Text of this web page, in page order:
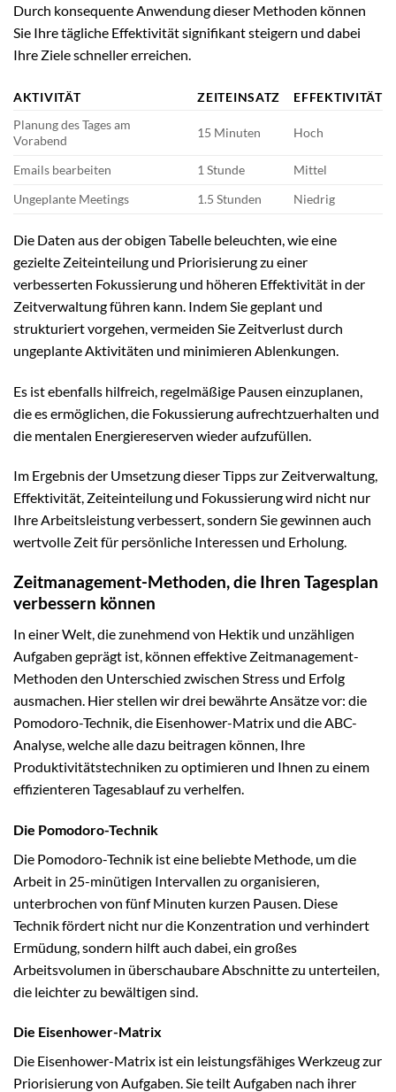
Durch konsequente Anwendung dieser Methoden können
Sie Ihre tägliche Effektivität signifikant steigern und dabei
Ihre Ziele schneller erreichen.
AKTIVITÄT ZEITEINSATZ
EFFEKTIVITÄT
Planung des Tages am
Vorabend
15 Minuten Hoch
Emails bearbeiten 1 Stunde
Mittel
Ungeplante Meetings
1.5 Stunden Niedrig
Die Daten aus der obigen Tabelle beleuchten, wie eine
gezielte Zeiteinteilung und Priorisierung zu einer
verbesserten Fokussierung und höheren Effektivität in der
Zeitverwaltung führen kann. Indem Sie geplant und
strukturiert vorgehen, vermeiden Sie Zeitverlust durch
ungeplante Aktivitäten und minimieren Ablenkungen.
Es ist ebenfalls hilfreich, regelmäßige Pausen einzuplanen,
die es ermöglichen, die Fokussierung aufrechtzuerhalten und
die mentalen Energiereserven wieder aufzufüllen.
Im Ergebnis der Umsetzung dieser Tipps zur Zeitverwaltung,
Effektivität, Zeiteinteilung und Fokussierung wird nicht nur
Ihre Arbeitsleistung verbessert, sondern Sie gewinnen auch
wertvolle Zeit für persönliche Interessen und Erholung.
Zeitmanagement-Methoden, die Ihren Tagesplan
verbessern können
In einer Welt, die zunehmend von Hektik und unzähligen
Aufgaben geprägt ist, können effektive Zeitmanagement-
Methoden den Unterschied zwischen Stress und Erfolg
ausmachen. Hier stellen wir drei bewährte Ansätze vor: die
Pomodoro-Technik, die Eisenhower-Matrix und die ABC-
Analyse, welche alle dazu beitragen können, Ihre
Produktivitätstechniken zu optimieren und Ihnen zu einem
effizienteren Tagesablauf zu verhelfen.
Die Pomodoro-Technik
Die Pomodoro-Technik ist eine beliebte Methode, um die
Arbeit in 25-minütigen Intervallen zu organisieren,
unterbrochen von fünf Minuten kurzen Pausen. Diese
Technik fördert nicht nur die Konzentration und verhindert
Ermüdung, sondern hilft auch dabei, ein großes
Arbeitsvolumen in überschaubare Abschnitte zu unterteilen,
die leichter zu bewältigen sind.
Die Eisenhower-Matrix
Die Eisenhower-Matrix ist ein leistungsfähiges Werkzeug zur
Priorisierung von Aufgaben. Sie teilt Aufgaben nach ihrer